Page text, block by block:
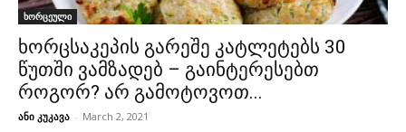
ხორცეული
ხორცსაკეპის გარეშე კატლეტებს 30
წუთში ვამზადებ – გაინტერესებთ
როგორ? არ გამოტოვოთ...
ანი კუკავა - March 2, 2021